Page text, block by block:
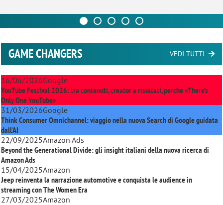
GAME CHANGERS VEDI TUTTI
16/06/2026Google
YouTube Festival 2026: tra contenuti, creator e risultati, perché «There’s
Only One YouTube»
31/03/2026Google
Think Consumer Omnichannel: viaggio nella nuova Search di Google guidata
dall'AI
22/09/2025Amazon Ads
Beyond the Generational Divide: gli insight italiani della nuova ricerca di
Amazon Ads
15/04/2025Amazon
Jeep reinventa la narrazione automotive e conquista le audience in
streaming conThe Women Era
27/03/2025Amazon